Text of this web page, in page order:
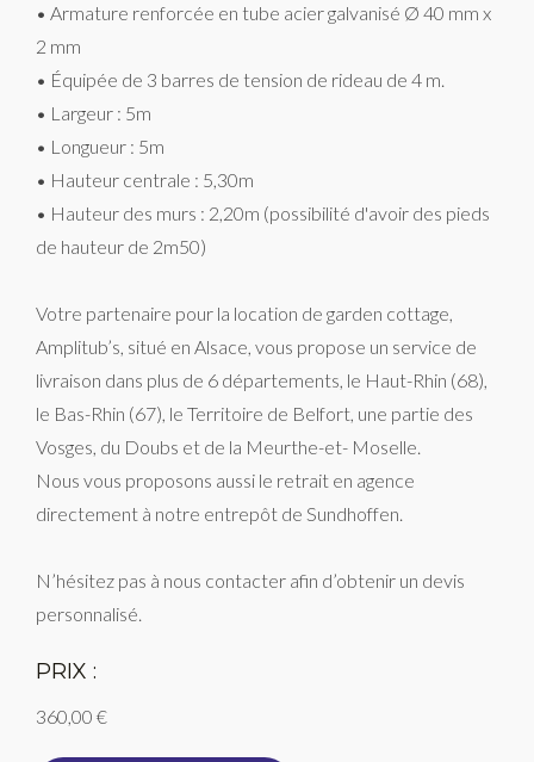
• Armature renforcée en tube acier galvanisé Ø 40 mm x
2 mm
• Équipée de 3 barres de tension de rideau de 4 m.
• Largeur : 5m
• Longueur : 5m
• Hauteur centrale : 5,30m
• Hauteur des murs : 2,20m (possibilité d'avoir des pieds
de hauteur de 2m50)
Votre partenaire pour la location de garden cottage,
Amplitub’s, situé en Alsace, vous propose un service de
livraison dans plus de 6 départements, le Haut-Rhin (68),
le Bas-Rhin (67), le Territoire de Belfort, une partie des
Vosges, du Doubs et de la Meurthe-et- Moselle.
Nous vous proposons aussi le retrait en agence
directement à notre entrepôt de Sundhoffen.
N’hésitez pas à nous contacter afin d’obtenir un devis
personnalisé.
PRIX :
360,00 €